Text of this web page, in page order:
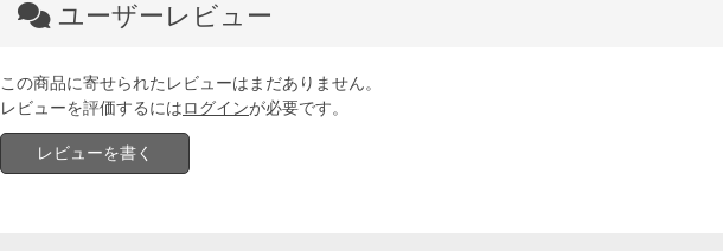
ユーザーレビュー
この商品に寄せられたレビューはまだありません。
レビューを評価するにはログインが必要です。
レビューを書く